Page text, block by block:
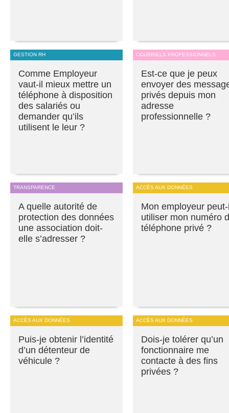
GESTION RH
Comme Employeur
vaut-il mieux mettre un
téléphone à disposition
des salariés ou
demander qu’ils
utilisent le leur ?
COURRIELS PROFESSIONNELS
Est-ce que je peux
envoyer des
privés depuis mon
adresse
professionnelle ?
TRANSPARENCE
A quelle autorité de
protection des données
une association doit-
elle s’adresser ?
ACCÈS AUX DONNÉES
Mon employeur
utiliser mon numéro
téléphone privé ?
ACCÈS AUX DONNÉES
Puis-je obtenir l’identité
d’un détenteur de
véhicule ?
ACCÈS AUX DONNÉES
Dois-je tolérer qu’un
fonctionnaire me
contacte à des fins
privées ?